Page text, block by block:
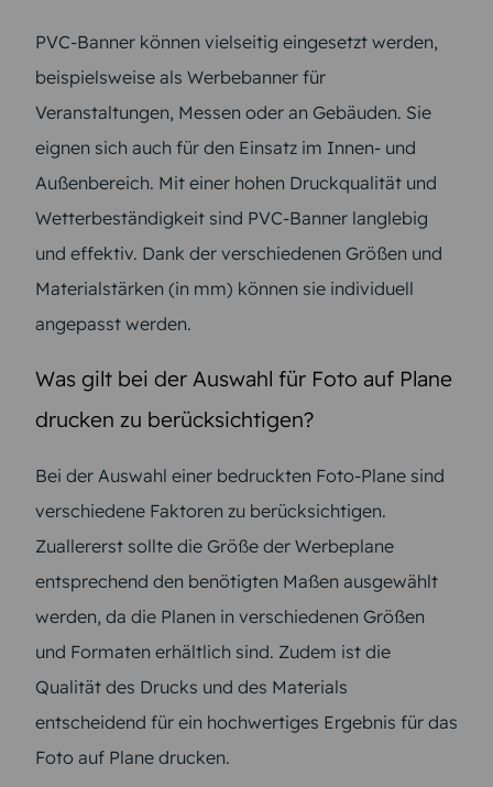
PVC-Banner können vielseitig eingesetzt werden,
beispielsweise als Werbebanner für
Veranstaltungen, Messen oder an Gebäuden. Sie
eignen sich auch für den Einsatz im Innen- und
Außenbereich. Mit einer hohen Druckqualität und
Wetterbeständigkeit sind PVC-Banner langlebig
und effektiv. Dank der verschiedenen Größen und
Materialstärken (in mm) können sie individuell
angepasst werden.
Was gilt bei der Auswahl für Foto auf Plane
drucken zu berücksichtigen?
Bei der Auswahl einer bedruckten Foto-Plane sind
verschiedene Faktoren zu berücksichtigen.
Zuallererst sollte die Größe der Werbeplane
entsprechend den benötigten Maßen ausgewählt
werden, da die Planen in verschiedenen Größen
und Formaten erhältlich sind. Zudem ist die
Qualität des Drucks und des Materials
entscheidend für ein hochwertiges Ergebnis für das
Foto auf Plane drucken.